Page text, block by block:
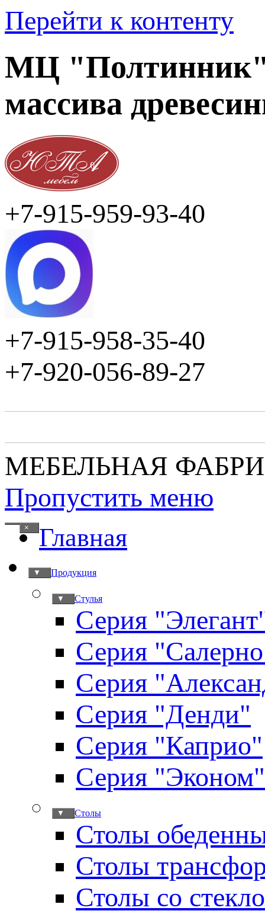
Перейти к контенту
МЦ "Полтинник"
массива
+7-915-959-93-40
+7-915-958-35-40
+7-920-056-89-27
МЕБЕЛЬНАЯ
Пропустить меню
× Главная
Продукция
▼
Стулья
▼
Серия
Серия
Серия
Серия "Денди"
Серия "Каприо"
Серия "Эконом"
Столы
▼
Столы
Столы
Столы со